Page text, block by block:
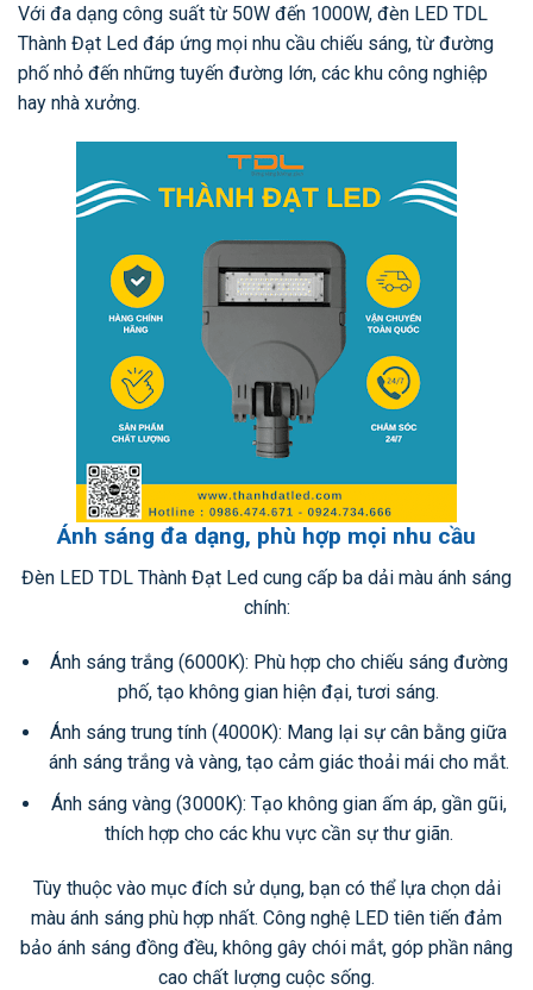
Với đa dạng công suất từ 50W đến 1000W, đèn LED TDL
Thành Đạt Led đáp ứng mọi nhu cầu chiếu sáng, từ đường
phố nhỏ đến những tuyến đường lớn, các khu công nghiệp
hay nhà xưởng.
Ánh sáng đa dạng, phù hợp mọi nhu cầu
Đèn LED TDL Thành Đạt Led cung cấp ba dải màu ánh sáng
chính:
Ánh sáng trắng (6000K): Phù hợp cho chiếu sáng đường
phố, tạo không gian hiện đại, tươi sáng.
Ánh sáng trung tính (4000K): Mang lại sự cân bằng giữa
ánh sáng trắng và vàng, tạo cảm giác thoải mái cho mắt.
Ánh sáng vàng (3000K): Tạo không gian ấm áp, gần gũi,
thích hợp cho các khu vực cần sự thư giãn.
Tùy thuộc vào mục đích sử dụng, bạn có thể lựa chọn dải
màu ánh sáng phù hợp nhất. Công nghệ LED tiên tiến đảm
bảo ánh sáng đồng đều, không gây chói mắt, góp phần nâng
cao chất lượng cuộc sống.